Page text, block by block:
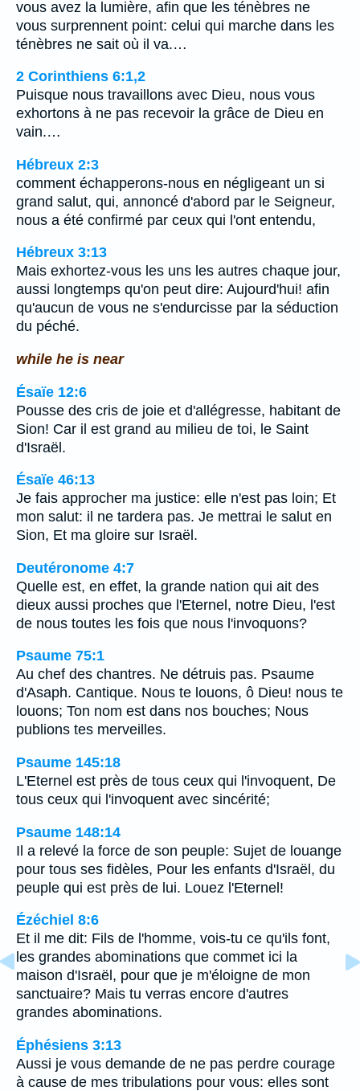
vous avez la lumière, afin que les ténèbres ne
vous surprennent point: celui qui marche dans les
ténèbres ne sait où il va.…
2 Corinthiens 6:1,2
Puisque nous travaillons avec Dieu, nous vous
exhortons à ne pas recevoir la grâce de Dieu en
vain.…
Hébreux 2:3
comment échapperons-nous en négligeant un si
grand salut, qui, annoncé d'abord par le Seigneur,
nous a été confirmé par ceux qui l'ont entendu,
Hébreux 3:13
Mais exhortez-vous les uns les autres chaque jour,
aussi longtemps qu'on peut dire: Aujourd'hui! afin
qu'aucun de vous ne s'endurcisse par la séduction
du péché.
while he is near
Ésaïe 12:6
Pousse des cris de joie et d'allégresse, habitant de
Sion! Car il est grand au milieu de toi, le Saint
d'Israël.
Ésaïe 46:13
Je fais approcher ma justice: elle n'est pas loin; Et
mon salut: il ne tardera pas. Je mettrai le salut en
Sion, Et ma gloire sur Israël.
Deutéronome 4:7
Quelle est, en effet, la grande nation qui ait des
dieux aussi proches que l'Eternel, notre Dieu, l'est
de nous toutes les fois que nous l'invoquons?
Psaume 75:1
Au chef des chantres. Ne détruis pas. Psaume
d'Asaph. Cantique. Nous te louons, ô Dieu! nous te
louons; Ton nom est dans nos bouches; Nous
publions tes merveilles.
Psaume 145:18
L'Eternel est près de tous ceux qui l'invoquent, De
tous ceux qui l'invoquent avec sincérité;
Psaume 148:14
Il a relevé la force de son peuple: Sujet de louange
pour tous ses fidèles, Pour les enfants d'Israël, du
peuple qui est près de lui. Louez l'Eternel!
Ézéchiel 8:6
Et il me dit: Fils de l'homme, vois-tu ce qu'ils font,
les grandes abominations que commet ici la
maison d'Israël, pour que je m'éloigne de mon
sanctuaire? Mais tu verras encore d'autres
grandes abominations.
Éphésiens 3:13
Aussi je vous demande de ne pas perdre courage
à cause de mes tribulations pour vous: elles sont